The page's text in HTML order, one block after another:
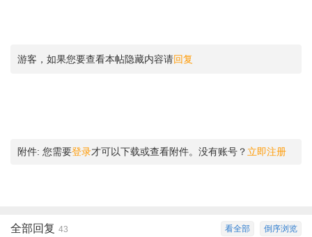
游客，如果您要查看本帖隐藏内容请回复
附件: 您需要登录才可以下载或查看附件。没有账号？ 立即注册
倒序浏览
看全部
全部回复 43